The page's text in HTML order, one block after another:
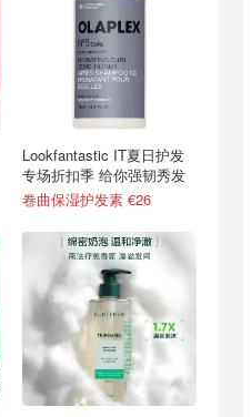
Lookfantastic IT夏日护发
专场折扣季 给你强韧秀发
卷曲保湿护发素 €26